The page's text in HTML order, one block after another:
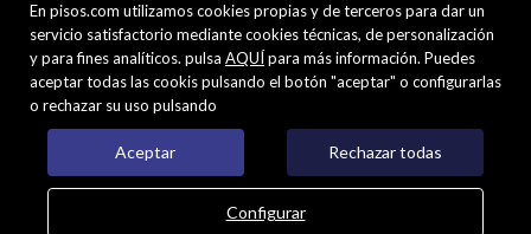
En pisos.com utilizamos cookies propias y de terceros para dar un
servicio satisfactorio mediante cookies técnicas, de personalización
y para fines analíticos. pulsa AQUÍ para más información. Puedes
aceptar todas las cookis pulsando el botón "aceptar" o configurarlas
o rechazar su uso pulsando
Aceptar Rechazar todas
Configurar
Sobre nosotros
Noticias
Política de cookies